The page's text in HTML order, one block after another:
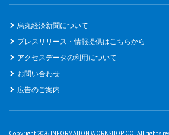
烏丸経済新聞について
プレスリリース・情報提供はこちらから
アクセスデータの利用について
お問い合わせ
広告のご案内
Copyright 2026 INFORMATION WORKSHOP CO. All rights